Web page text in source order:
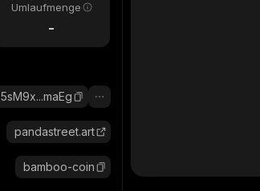
Umlaufmenge
-
5sM9x...maEg
pandastreet.art
bamboo-coin